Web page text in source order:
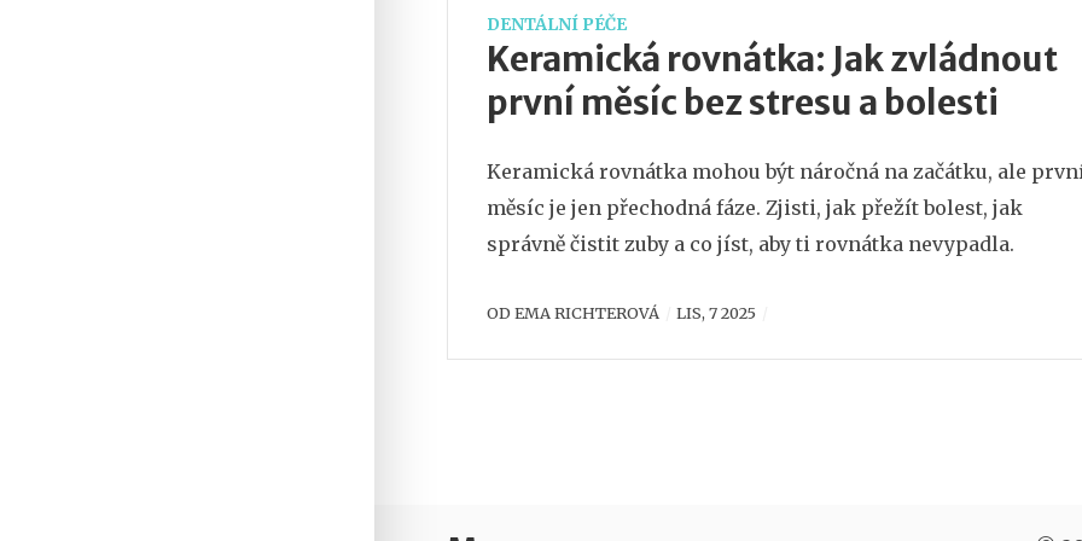
DENTÁLNÍ PÉČE
Keramická rovnátka: Jak zvládnout
první měsíc bez stresu a bolesti
Keramická rovnátka mohou být náročná na začátku, ale
měsíc je jen přechodná fáze. Zjisti, jak přežít bolest, jak
správně čistit zuby a co jíst, aby ti rovnátka nevypadla.
OD EMA RICHTEROVÁ LIS, 7 2025